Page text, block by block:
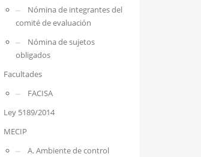
Nómina de integrantes del
comité de evaluación
Nómina de sujetos
obligados
Facultades
FACISA
Ley 5189/2014
MECIP
A. Ambiente de control